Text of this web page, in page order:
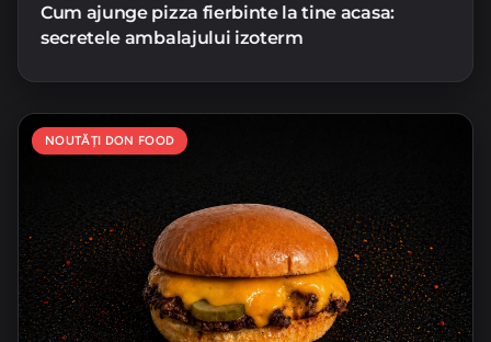
Cum ajunge pizza fierbinte la tine acasa:
secretele ambalajului izoterm
NOUTĂȚI DON FOOD